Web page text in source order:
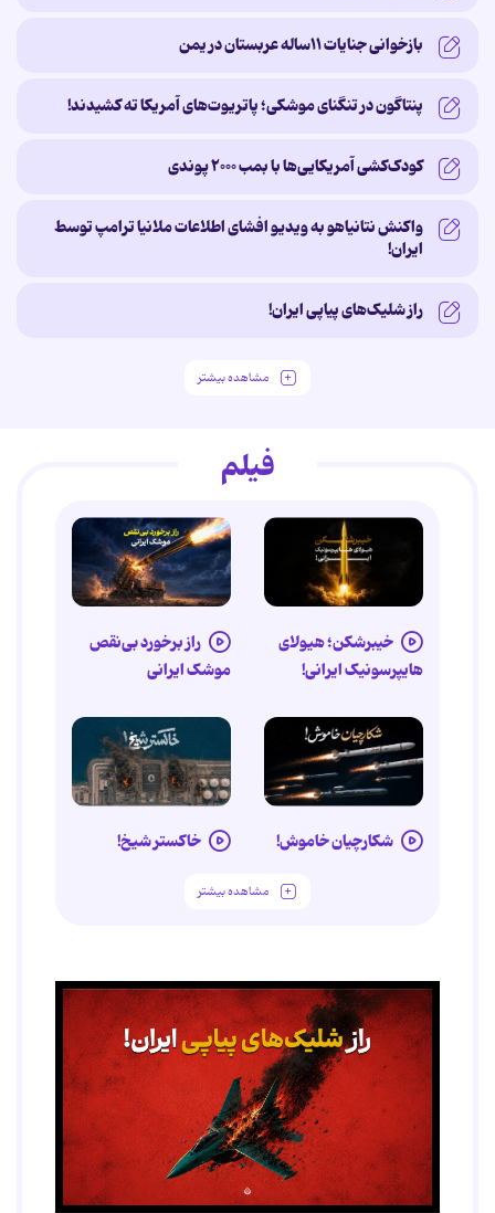
بازخوانی جنایات ۱۱ساله‌ عربستان در یمن
پنتاگون در تنگنای موشکی؛ پاتریوت‌های آمریکا ته کشیدند!
کودک‌کشی آمریکایی‌ها با بمب ۲۰۰۰ پوندی
واکنش نتانیاهو به ویدیو افشای اطلاعات ملانیا ترامپ توسط
ایران!
راز شلیک‌های پیاپی ایران!
مشاهده بیشتر
فیلم
خیبرشکن؛ هیولای
هایپرسونیک ایرانی!
راز برخورد بی‌نقص
موشک ایرانی
شکارچیان خاموش! خاکستر شیخ!
مشاهده بیشتر